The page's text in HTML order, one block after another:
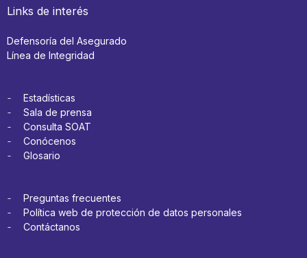
Links de interés
Defensoría del Asegurado
Línea de Integridad
Estadísticas
Sala de prensa
Consulta SOAT
Conócenos
Glosario
Preguntas frecuentes
Política web de protección de datos personales
Contáctanos